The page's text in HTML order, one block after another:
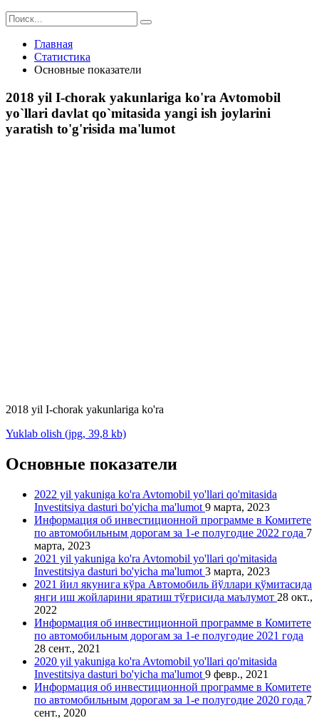
Главная
Статистика
Основные показатели
2018 yil I-chorak yakunlariga ko'ra Avtomobil
yo`llari davlat qo`mitasida yangi ish joylarini
yaratish to'g'risida ma'lumot
2018 yil I-chorak yakunlariga ko'ra
Yuklab olish (jpg, 39,8 kb)
Основные показатели
2022 yil yakuniga ko'ra Avtomobil yo'llari qo'mitasida
Investitsiya dasturi bo'yicha ma'lumot 9 марта, 2023
Информация об инвестиционной программе в Комитете
по автомобильным дорогам за 1-е полугодие 2022 года 7
марта, 2023
2021 yil yakuniga ko'ra Avtomobil yo'llari qo'mitasida
Investitsiya dasturi bo'yicha ma'lumot 3 марта, 2023
2021 йил якунига кўра Автомобиль йўллари қўмитасида
янги иш жойларини яратиш тўғрисида маълумот 28 окт.,
2022
Информация об инвестиционной программе в Комитете
по автомобильным дорогам за 1-е полугодие 2021 года
28 сент., 2021
2020 yil yakuniga ko'ra Avtomobil yo'llari qo'mitasida
Investitsiya dasturi bo'yicha ma'lumot 9 февр., 2021
Информация об инвестиционной программе в Комитете
по автомобильным дорогам за 1-е полугодие 2020 года 7
сент., 2020